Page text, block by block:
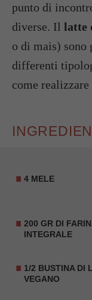
punto di
diverse. Il latte
o di mais) sono
differenti
come
4 MELE
200 GR DI
INTEGRALE
1/2 BUSTINA DI
VEGANO